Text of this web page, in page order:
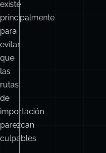
una
exportación
de
barril
que
existe
principalmente
para
evitar
que
las